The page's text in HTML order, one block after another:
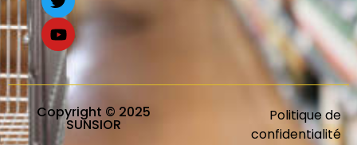
Copyright © 2025
SUNSIOR
Politique de
confidentialité